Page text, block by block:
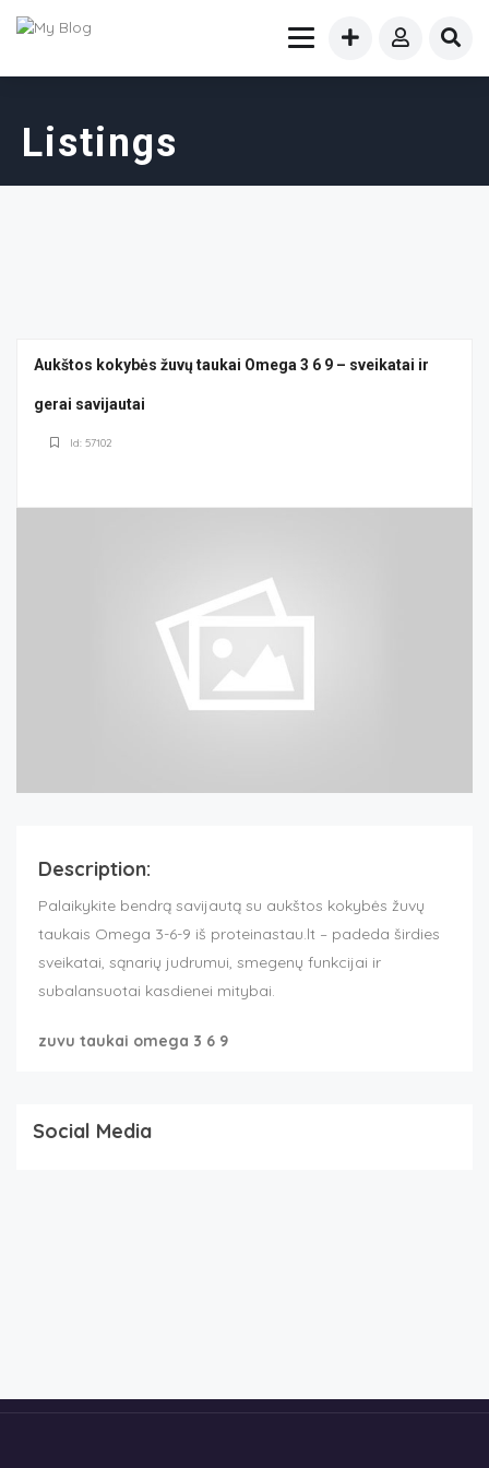
Listings
Aukštos kokybės žuvų taukai Omega 3 6 9 – sveikatai ir
gerai savijautai
Id: 57102
Description:
Palaikykite bendrą savijautą su aukštos kokybės žuvų
taukais Omega 3-6-9 iš proteinastau.lt – padeda širdies
sveikatai, sąnarių judrumui, smegenų funkcijai ir
subalansuotai kasdienei mitybai.
zuvu taukai omega 3 6 9
Social Media